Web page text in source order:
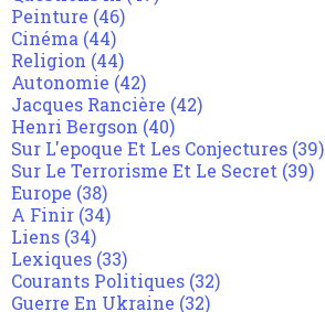
Peinture (46)
Cinéma (44)
Religion (44)
Autonomie (42)
Jacques Rancière (42)
Henri Bergson (40)
Sur L'epoque Et Les Conjectures (39)
Sur Le Terrorisme Et Le Secret (39)
Europe (38)
A Finir (34)
Liens (34)
Lexiques (33)
Courants Politiques (32)
Guerre En Ukraine (32)